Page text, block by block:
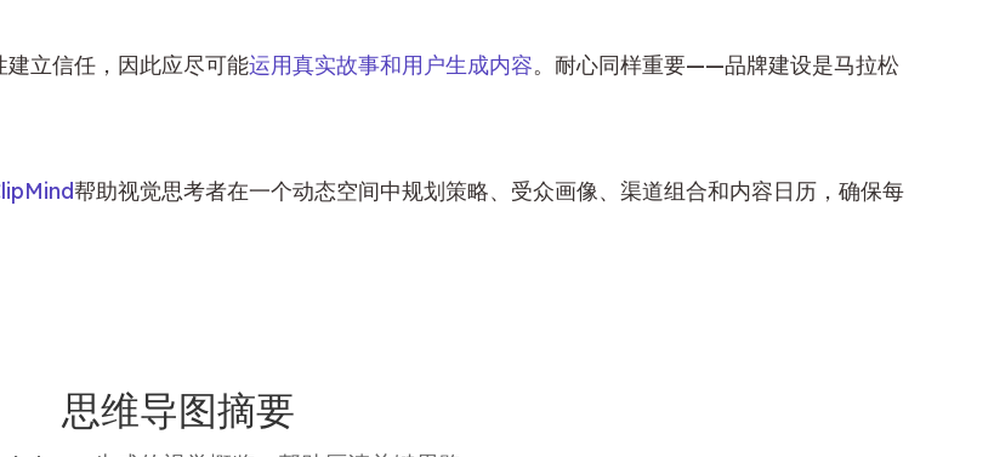
立信任，因此应尽可能运用真实故事和用户生成内容。耐心同样重要——品牌建设是马拉松
帮助视觉思考者在一个动态空间中规划策略、受众画像、渠道组合和内容日历，确保每
思维导图摘要